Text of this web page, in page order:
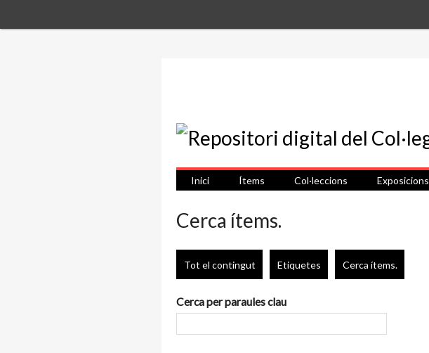
Inici Ítems Col·leccions Exposicions
Cerca ítems.
Tot el contingut Etiquetes Cerca ítems.
Cerca per paraules clau